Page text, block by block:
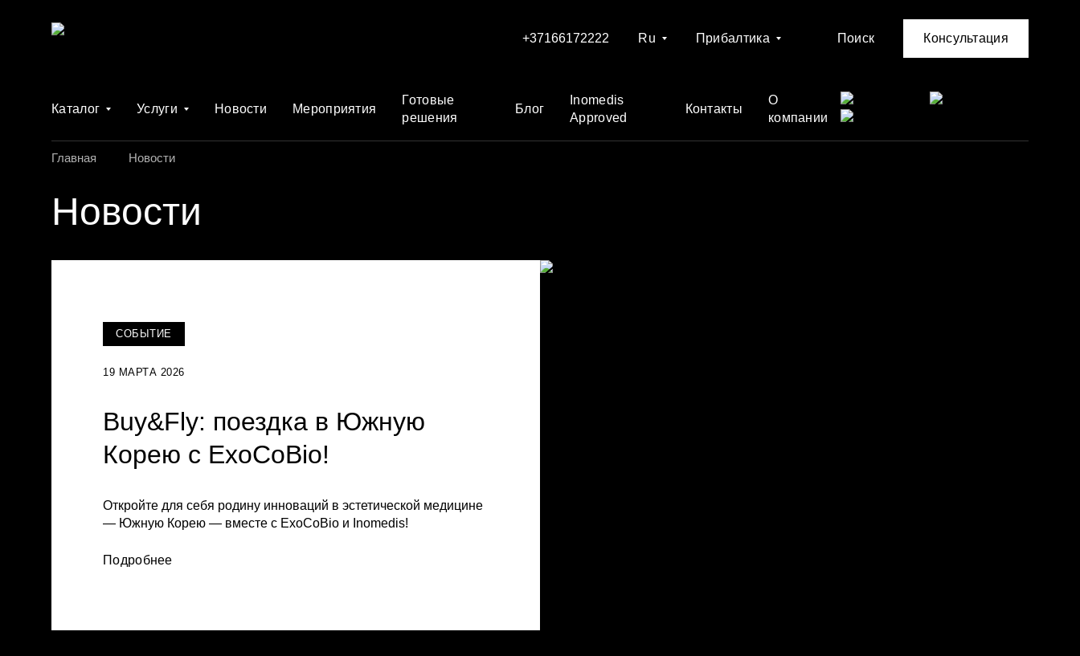
+37166172222 Ru Прибалтика Поиск Консультация
Каталог Услуги Новости Мероприятия
Готовые
решения
Блог
Inomedis
Approved
Контакты
О
компании
Главная Новости
Новости
СОБЫТИЕ
19 МАРТА 2026
Buy&Fly: поездка в Южную
Корею с ExoCoBio!
Откройте для себя родину инноваций в эстетической медицине
— Южную Корею — вместе с ExoCoBio и Inomedis!
Подробнее